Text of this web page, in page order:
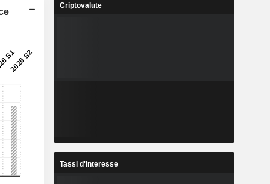
Criptovalute
Tassi d'Interesse